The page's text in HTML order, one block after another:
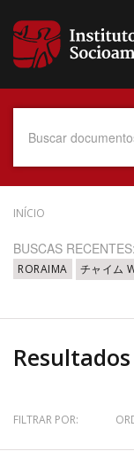
para
conteúdo
Data do Documento
INÍCIO
BUSCAS RECENTES:
RORAIMA チャイム
Resultados
FILTRAR POR: